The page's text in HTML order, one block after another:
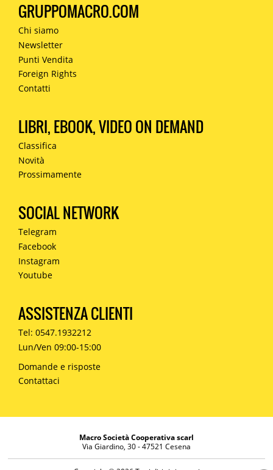
GRUPPOMACRO.COM
Chi siamo
Newsletter
Punti Vendita
Foreign Rights
Contatti
LIBRI, EBOOK, VIDEO ON DEMAND
Classifica
Novità
Prossimamente
SOCIAL NETWORK
Telegram
Facebook
Instagram
Youtube
ASSISTENZA CLIENTI
Tel: 0547.1932212
Lun/Ven 09:00-15:00
Domande e risposte
Contattaci
Macro Società Cooperativa scarl
Via Giardino, 30 - 47521 Cesena